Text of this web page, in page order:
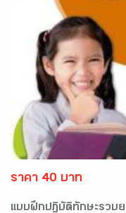
ราคา 40 บาท
แบบฝึกปฏิบัติทักษะรวบ